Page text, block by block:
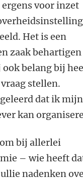
voor inzet
Het is een
zaak behartigen
belang bij
stellen.
dat ik mijn
kan
bij allerlei
– wie heeft
nadenken